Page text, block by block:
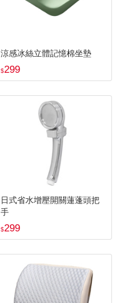
涼感冰絲立體記憶棉坐墊
$299
日式省水增壓開關蓮蓬頭把
手
$299